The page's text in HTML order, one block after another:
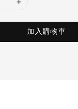
加入購物車